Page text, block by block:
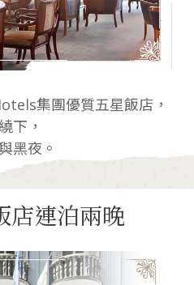
集團優質五星飯店，
下，
黑夜。
店連泊兩晚